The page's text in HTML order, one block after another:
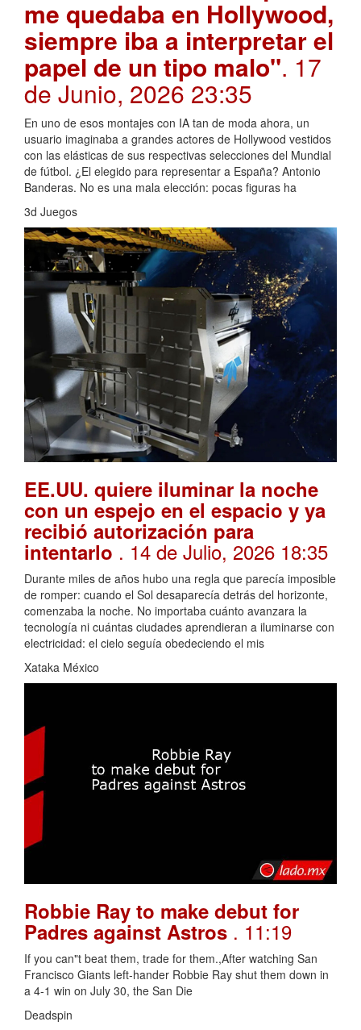
me quedaba en Hollywood,
siempre iba a interpretar el
papel de un tipo malo". 17
de Junio, 2026 23:35
En uno de esos montajes con IA tan de moda ahora, un
usuario imaginaba a grandes actores de Hollywood vestidos
con las elásticas de sus respectivas selecciones del Mundial
de fútbol. ¿El elegido para representar a España? Antonio
Banderas. No es una mala elección: pocas figuras ha
3d Juegos
EE.UU. quiere iluminar la noche
con un espejo en el espacio y ya
recibió autorización para
intentarlo . 14 de Julio, 2026 18:35
Durante miles de años hubo una regla que parecía imposible
de romper: cuando el Sol desaparecía detrás del horizonte,
comenzaba la noche. No importaba cuánto avanzara la
tecnología ni cuántas ciudades aprendieran a iluminarse con
electricidad: el cielo seguía obedeciendo el mis
Xataka México
Robbie Ray to make debut for
Padres against Astros . 11:19
If you can"t beat them, trade for them.,After watching San
Francisco Giants left-hander Robbie Ray shut them down in
a 4-1 win on July 30, the San Die
Deadspin